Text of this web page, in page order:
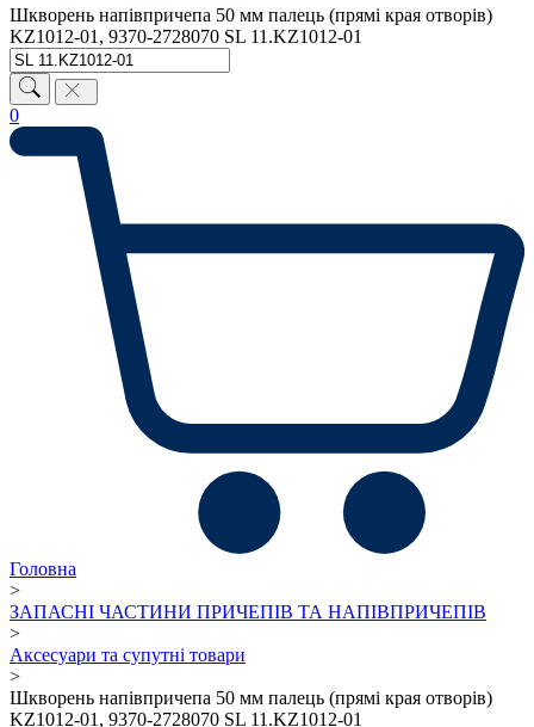
Шкворень напівпричепа 50 мм палець (прямі края отворів)
KZ1012-01, 9370-2728070 SL 11.KZ1012-01
0
Головна
>
ЗАПАСНІ ЧАСТИНИ ПРИЧЕПІВ ТА НАПІВПРИЧЕПІВ
>
Аксесуари та супутні товари
>
Шкворень напівпричепа 50 мм палець (прямі края отворів)
KZ1012-01, 9370-2728070 SL 11.KZ1012-01